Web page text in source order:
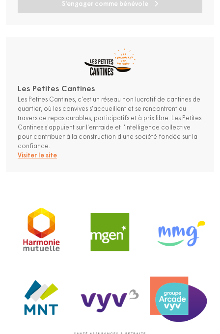
S'engager comme bénévole
Les Petites Cantines
Les Petites Cantines, c’est un réseau non lucratif de cantines de
quartier, où les convives s'accueillent et se rencontrent au
travers de repas durables, participatifs et à prix libre. Les Petites
Cantines s'appuient sur l'entraide et l'intelligence collective
pour contribuer à la construction d'une société fondée sur la
confiance.
Visiter le site